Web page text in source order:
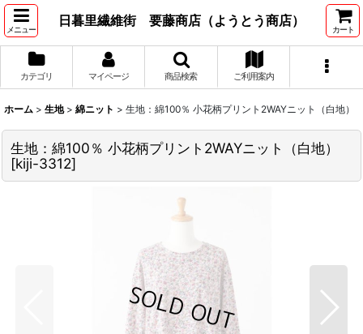
メニュー
日暮里繊維街 要藤商店（ようとう商店）
カート
カテゴリ マイページ 商品検索 ご利用案内
ホーム > 生地 > 綿ニット > 生地：綿100％ 小花柄プリント2WAYニット（白地）
生地：綿100％ 小花柄プリント2WAYニット（白地）
[kiji-3312]